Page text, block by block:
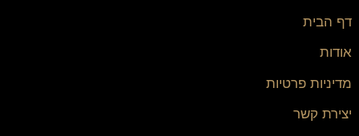
דף הבית
אודות
מדיניות פרטיות
יצירת קשר